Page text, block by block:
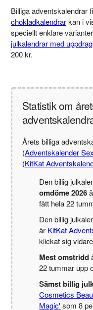
Billiga adventskalendrar
chokladkalendrarkan i
speciellt enklare
julkalendrar med
200 kr.
Statistik om
Årets billiga
(Adventskalender
(KitKat
Den billig
omdöme 2026
fått hela 22
Den billig
är KitKat
klickat sig
Mest omstridd
22 tummar upp
Sämst billig
Cosmetics
Magic'som 8